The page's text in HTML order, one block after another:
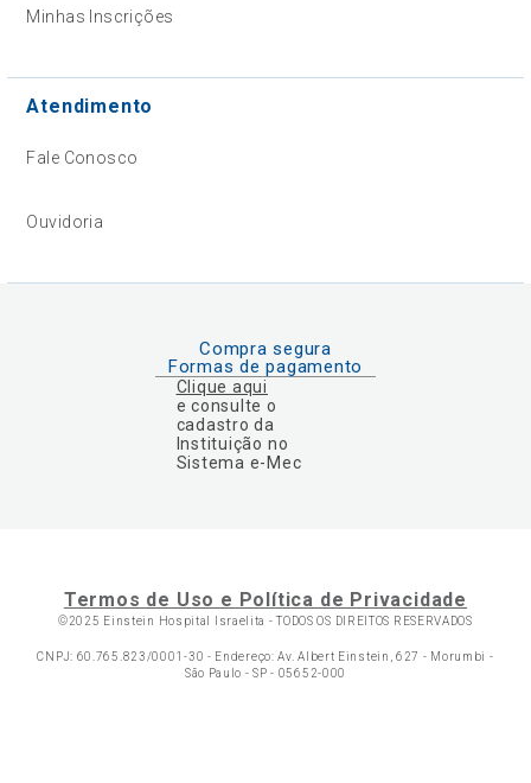
Minhas Inscrições
Atendimento
Fale Conosco
Ouvidoria
Compra segura
Formas de pagamento
Clique aqui
e consulte o
cadastro da
Instituição no
Sistema e-Mec
Termos de Uso e Política de Privacidade
©2025 Einstein Hospital Israelita -TODOS OS DIREITOS RESERVADOS
CNPJ: 60.765.823/0001-30 - Endereço: Av. Albert Einstein, 627 - Morumbi -
São Paulo - SP - 05652-000